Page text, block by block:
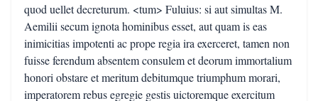
quod uellet decreturum. <tum> Fuluius: si aut simultas M.
Aemilii secum ignota hominibus esset, aut quam is eas
inimicitias impotenti ac prope regia ira exerceret, tamen non
fuisse ferendum absentem consulem et deorum immortalium
honori obstare et meritum debitumque triumphum morari,
imperatorem rebus egregie gestis uictoremque exercitum